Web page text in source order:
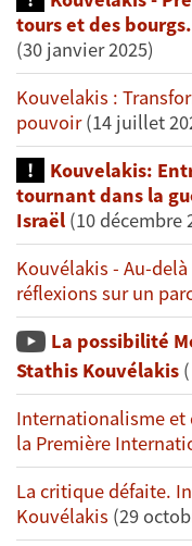
tours et des
(30 janvier 2025)
Kouvelakis :
pouvoir(14 juillet
Kouvelakis:
tournant dans la
Israël (10 décembre
Kouvélakis - Au-
réflexions sur un
La possibilité
Stathis Kouvélakis
Internationalisme et
la Première
La critique défaite.
Kouvélakis (29